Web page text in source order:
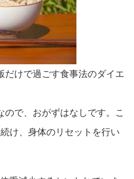
だけで過ごす食事法のダイエ
ので、おがずはなしです。こ
け、身体のリセットを行い